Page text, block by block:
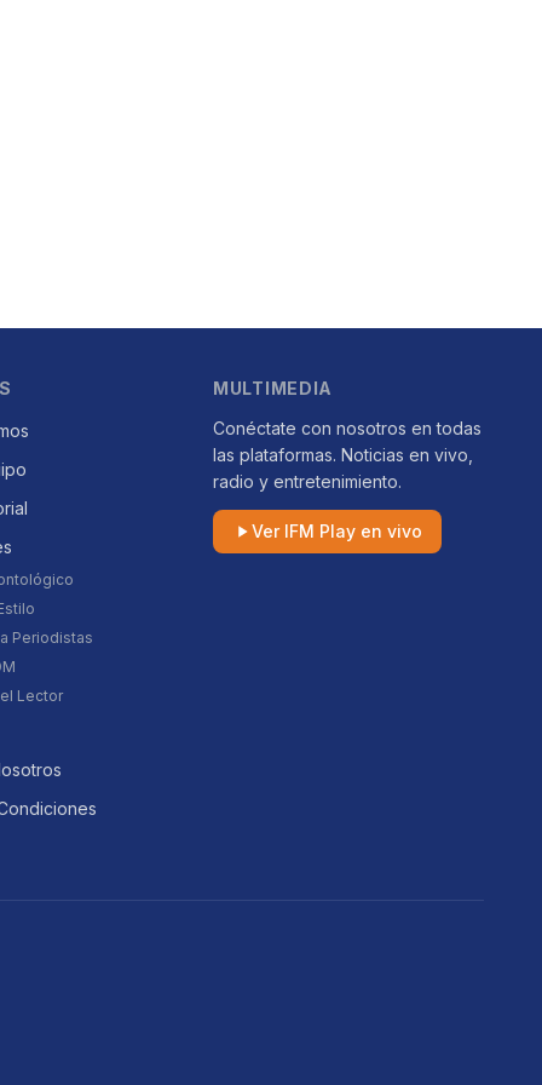
Periodistas
Lector
MULTIMEDIA
Conéctate con nosotros en todas
las plataformas. Noticias en vivo,
radio y entretenimiento.
Ver IFM Play en vivo